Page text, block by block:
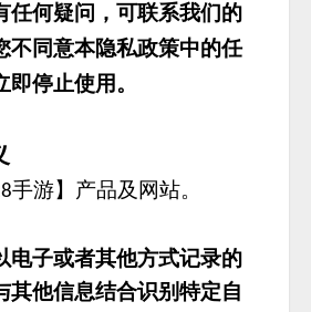
任何疑问，可联系我们的
不同意本隐私政策中的任
停止使用。
手游】产品及网站。
电子或者其他方式记录的
其他信息结合识别特定自